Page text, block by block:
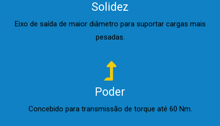
Solidez
Eixo de saída de maior diâmetro para suportar cargas mais
pesadas.
Poder
Concebido para transmissão de torque até 60 Nm.